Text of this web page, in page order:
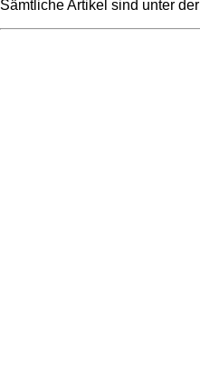
Sämtliche Artikel sind unter der